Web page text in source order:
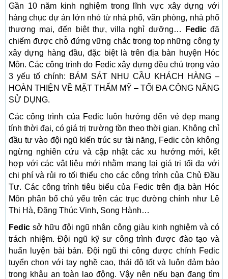
Gần 10 năm kinh nghiệm trong lĩnh vực xây dựng với
hàng chục dự án lớn nhỏ từ nhà phố, văn phòng, nhà phố
thương mại, đến biệt thự, villa nghỉ dưỡng…
Fedicđã
chiếm được chỗ đứng vững chắc trong top những công ty
xây dựng hàng đầu, đặc biệt là trên địa bàn huyện Hóc
Môn. Các công trình do Fedic xây dựng đều chú trọng vào
3 yếu tố chính: BÁM SÁT NHU CẦU KHÁCH HÀNG –
HOÀN THIỆN VỀ MẶT THẨM MỸ – TỐI ĐA CÔNG NĂNG
SỬ DỤNG.
Các công trình của Fedic luôn hướng đến vẻ đẹp mang
tính thời đại, có giá trị trường tồn theo thời gian. Không chỉ
đầu tư vào đội ngũ kiến trúc sư tài năng, Fedic còn không
ngừng nghiên cứu và cập nhật các xu hướng mới, kết
hợp với các vật liệu mới nhằm mang lại giá trị tối đa với
chi phí và rủi ro tối thiểu cho các công trình của Chủ Đầu
Tư. Các công trình tiêu biểu của Fedic trên địa bàn Hóc
Môn phân bố chủ yếu trên các trục đường chính như Lê
Thị Hà, Đặng Thúc Vịnh, Song Hành…
Fedic sở hữu đội ngũ nhân công giàu kinh nghiệm và có
trách nhiệm. Đội ngũ kỹ sư công trình được đào tạo và
huấn luyện bài bản. Đội ngũ thi công được chính Fedic
tuyển chọn với tay nghề cao, thái độ tốt và luôn đảm bảo
trong khâu an toàn lao động. Vậy nên nếu bạn đang tìm